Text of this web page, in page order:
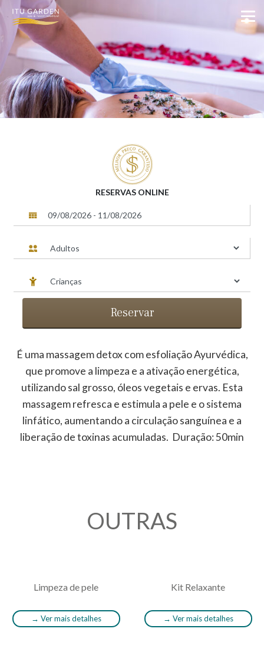
ESTÉTICA » GARSHANA ( LIMPEZA
RESERVAS ONLINE
Reservar
É uma massagem detox com esfoliação Ayurvédica,
que promove a limpeza e a ativação energética,
utilizando sal grosso, óleos vegetais e ervas. Esta
massagem refresca e estimula a pele e o sistema
linfático, aumentando a circulação sanguínea e a
liberação de toxinas acumuladas. Duração: 50min
OUTRAS
Limpeza de pele
→ Ver mais detalhes
Kit Relaxante
→ Ver mais detalhes